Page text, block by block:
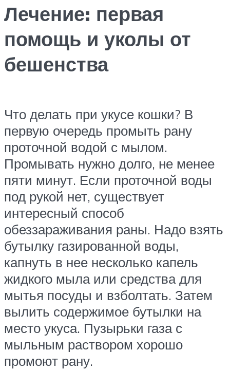
Лечение: первая
помощь и уколы от
бешенства
Что делать при укусе кошки? В
первую очередь промыть рану
проточной водой с мылом.
Промывать нужно долго, не менее
пяти минут. Если проточной воды
под рукой нет, существует
интересный способ
обеззараживания раны. Надо взять
бутылку газированной воды,
капнуть в нее несколько капель
жидкого мыла или средства для
мытья посуды и взболтать. Затем
вылить содержимое бутылки на
место укуса. Пузырьки газа с
мыльным раствором хорошо
промоют рану.